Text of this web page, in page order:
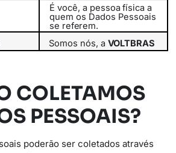
É você, a pessoa física a
quem os Dados Pessoais
se referem.
Somos nós, a VOLTBRAS
COLETAMOS
PESSOAIS?
poderão ser coletados através